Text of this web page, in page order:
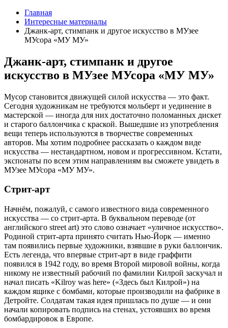
Главная
Интересные материалы
Джанк-арт, стимпанк и другое искусство в МУзее
МУсора «МУ МУ»
Джанк-арт, стимпанк и другое
искусство в МУзее МУсора «МУ МУ»
Мусор становится движущей силой искусства — это факт.
Сегодня художникам не требуются мольберт и уединение в
мастерской — иногда для них достаточно поломанных дискет
и старого баллончика с краской. Вышедшие из употребления
вещи теперь используются в творчестве современных
авторов. Мы хотим подробнее рассказать о каждом виде
искусства — нестандартном, новом и прогрессивном. Кстати,
экспонаты по всем этим направлениям вы сможете увидеть в
МУзее МУсора «МУ МУ».
Стрит-арт
Начнём, пожалуй, с самого известного вида современного
искусства — со стрит-арта. В буквальном переводе (от
английского street art) это слово означает «уличное искусство».
Родиной стрит-арта принято считать Нью-Йорк — именно
там появились первые художники, взявшие в руки баллончик.
Есть легенда, что впервые стрит-арт в виде граффити
появился в 1942 году, во время Второй мировой войны, когда
никому не известный рабочий по фамилии Килрой заскучал и
начал писать «Kilroy was here» («Здесь был Килрой») на
каждом ящике с бомбами, которые производили на фабрике в
Детройте. Солдатам такая идея пришлась по душе — и они
начали копировать подпись на стенах, устоявших во время
бомбардировок в Европе.